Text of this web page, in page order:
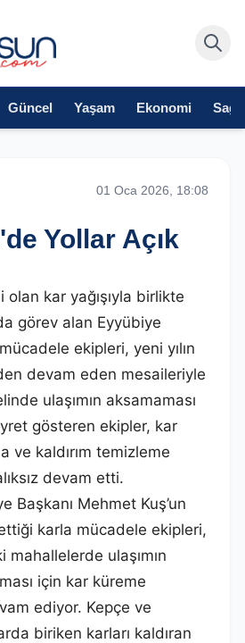
Güncel Yaşam Ekonomi
01 Oca 2026, 18:08
Yollar Açık
olan kar yağışıyla birlikte
görev alan Eyyübiye
ekipleri, yeni yılın
devam eden mesaileriyle
ulaşımın aksamaması
gösteren ekipler, kar
ve kaldırım temizleme
devam etti.
Başkanı Mehmet Kuş’un
karla mücadele ekipleri,
mahallelerde ulaşımın
için kar küreme
ediyor. Kepçe ve
biriken karları kaldıran